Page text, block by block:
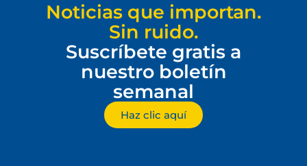
Noticias que importan.
Sin ruido.
Suscríbete gratis a
nuestro boletín
semanal
Haz clic aquí